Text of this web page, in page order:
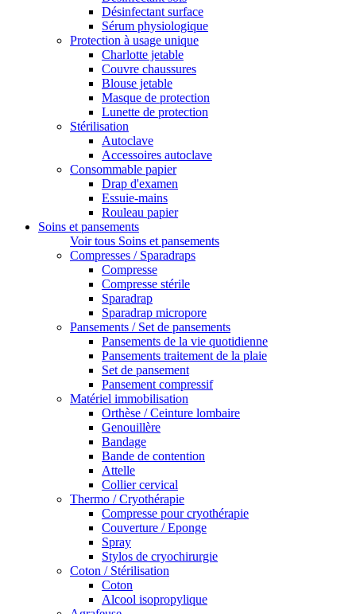
Désinfectant surface
Sérum physiologique
Protection à usage unique
Charlotte jetable
Couvre chaussures
Blouse jetable
Masque de protection
Lunette de protection
Stérilisation
Autoclave
Accessoires autoclave
Consommable papier
Drap d'examen
Essuie-mains
Rouleau papier
Soins et pansements
Voir tous Soins et pansements
Compresses / Sparadraps
Compresse
Compresse stérile
Sparadrap
Sparadrap micropore
Pansements / Set de pansements
Pansements de la vie quotidienne
Pansements traitement de la plaie
Set de pansement
Pansement compressif
Matériel immobilisation
Orthèse / Ceinture lombaire
Genouillère
Bandage
Bande de contention
Attelle
Collier cervical
Thermo / Cryothérapie
Compresse pour cryothérapie
Couverture / Eponge
Spray
Stylos de cryochirurgie
Coton / Stérilisation
Coton
Alcool isopropylique